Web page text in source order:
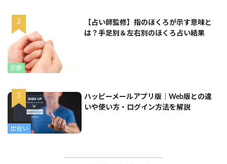
診断
【占い師監修】指のほくろが示す意味と
は？手足別＆左右別のほくろ占い結果
出会い
ハッピーメールアプリ版｜Web版との違
いや使い方・ログイン方法を解説